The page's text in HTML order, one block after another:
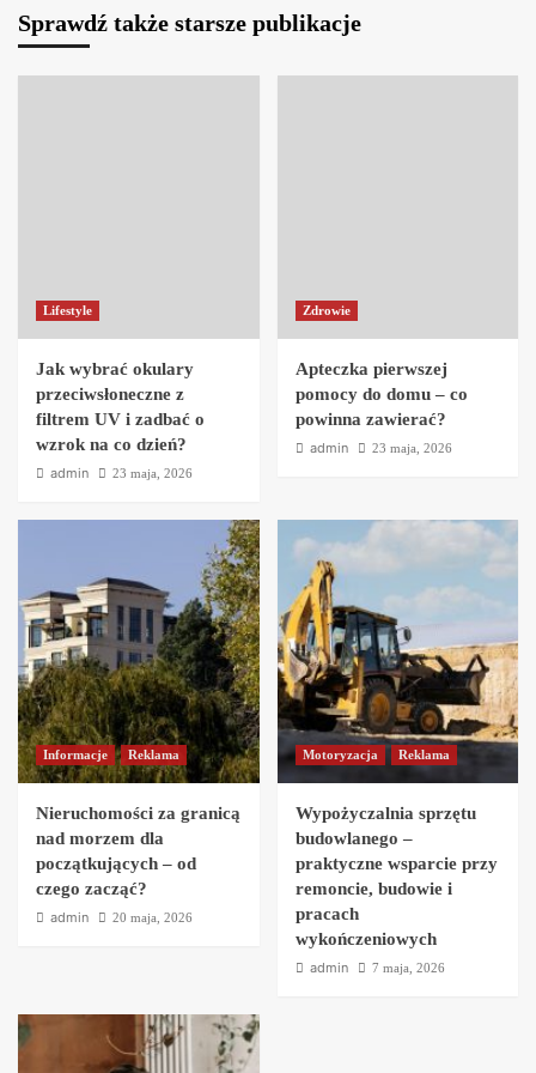
Sprawdź także starsze publikacje
Lifestyle
Jak wybrać okulary
przeciwsłoneczne z
filtrem UV i zadbać o
wzrok na co dzień?
admin 23 maja, 2026
Zdrowie
Apteczka pierwszej
pomocy do domu – co
powinna zawierać?
admin 23 maja, 2026
Informacje Reklama
Nieruchomości za granicą
nad morzem dla
początkujących – od
czego zacząć?
admin 20 maja, 2026
Motoryzacja Reklama
Wypożyczalnia sprzętu
budowlanego –
praktyczne wsparcie przy
remoncie, budowie i
pracach
wykończeniowych
admin 7 maja, 2026